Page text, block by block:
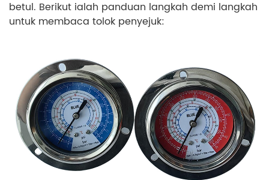
betul. Berikut ialah panduan langkah demi langkah
untuk membaca tolok penyejuk: